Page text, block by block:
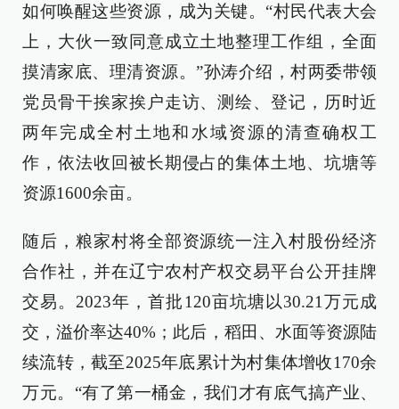
如何唤醒这些资源，成为关键。“村民代表大会
上，大伙一致同意成立土地整理工作组，全面
摸清家底、理清资源。”孙涛介绍，村两委带领
党员骨干挨家挨户走访、测绘、登记，历时近
两年完成全村土地和水域资源的清查确权工
作，依法收回被长期侵占的集体土地、坑塘等
资源1600余亩。
随后，粮家村将全部资源统一注入村股份经济
合作社，并在辽宁农村产权交易平台公开挂牌
交易。2023年，首批120亩坑塘以30.21万元成
交，溢价率达40%；此后，稻田、水面等资源陆
续流转，截至2025年底累计为村集体增收170余
万元。“有了第一桶金，我们才有底气搞产业、